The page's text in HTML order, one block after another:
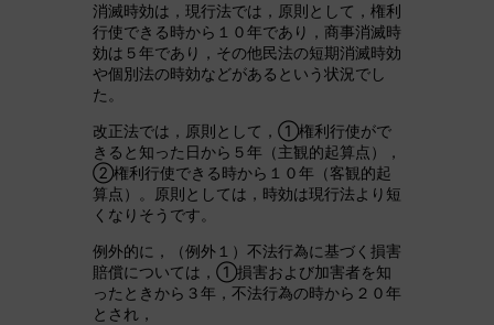
消滅時効は，現行法では，原則として，権利
行使できる時から１０年であり，商事消滅時
効は５年であり，その他民法の短期消滅時効
や個別法の時効などがあるという状況でし
た。
改正法では，原則として，①権利行使がで
きると知った日から５年（主観的起算点），
②権利行使できる時から１０年（客観的起
算点）。原則としては，時効は現行法より短
くなりそうです。
例外的に，（例外１）不法行為に基づく損害
賠償については，①損害および加害者を知
ったときから３年，不法行為の時から２０年
とされ，